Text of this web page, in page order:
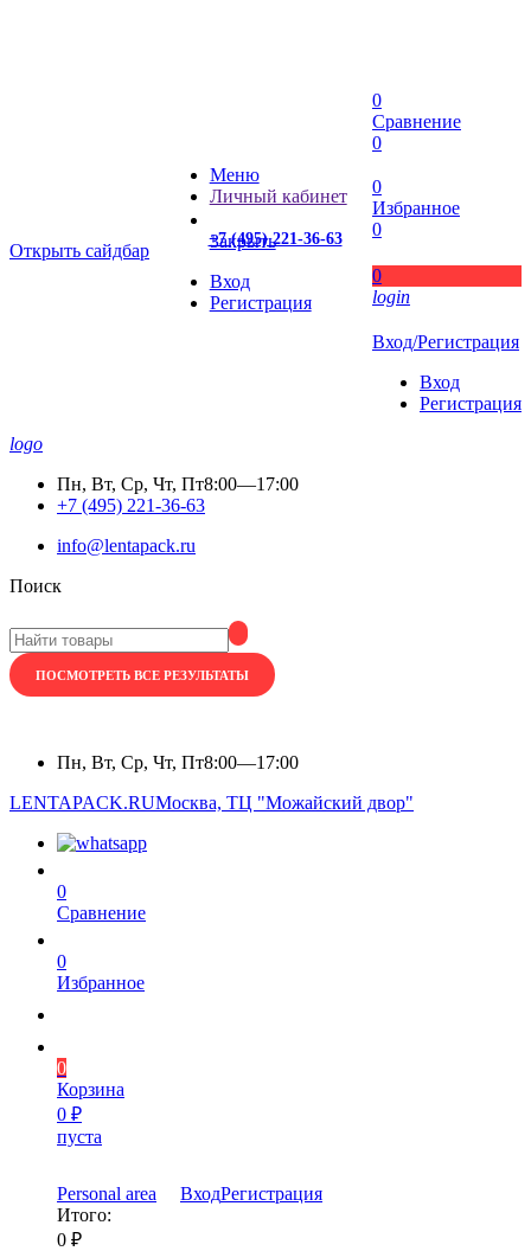
Открыть сайдбар
Меню
Личный кабинет
Закрыть
Вход
Регистрация
0
Сравнение
0
0
Избранное
0
0
+7 (495) 221-36-63
login
Вход/Регистрация
Вход
Регистрация
logo
Пн, Вт, Ср, Чт, Пт8:00—17:00
+7 (495) 221-36-63
info@lentapack.ru
Поиск
ПОСМОТРЕТЬ ВСЕ РЕЗУЛЬТАТЫ
Пн, Вт, Ср, Чт, Пт8:00—17:00
LENTAPACK.RUМосква, ТЦ "Можайский двор"
0
Сравнение
0
Избранное
0
Корзина
0 ₽
пуста
Personal area ВходРегистрация
Итого:
0 ₽